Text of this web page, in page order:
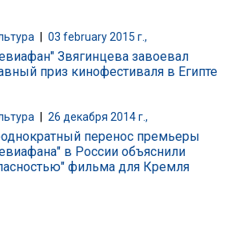
| 03 february 2015 г.,
Звягинцева завоевал
приз кинофестиваля в Египте
26 декабря 2014 г.,
перенос премьеры
в России объяснили
фильма для Кремля